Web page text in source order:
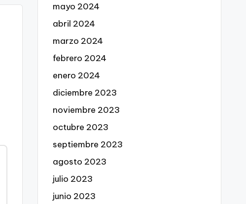
mayo 2024
abril 2024
marzo 2024
febrero 2024
enero 2024
diciembre 2023
noviembre 2023
octubre 2023
septiembre 2023
agosto 2023
julio 2023
junio 2023